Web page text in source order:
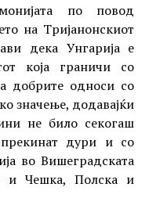
по повод
на Тријанонскиот
дека Унгарија е
која граничи со
добрите односи со
значење, додавајќи
не било секогаш
дури и со
во Вишеградската
и Чешка, Полска и